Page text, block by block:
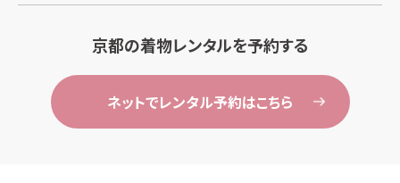
京都の着物レンタルを予約する
ネットでレンタル予約はこちら